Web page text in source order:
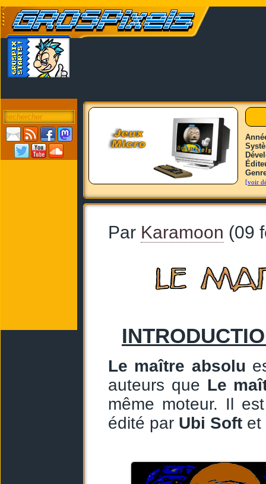
[voir
Par Karamoon (09
Le maître absolu
auteurs que Le
même moteur. Il
édité par Ubi Soft et